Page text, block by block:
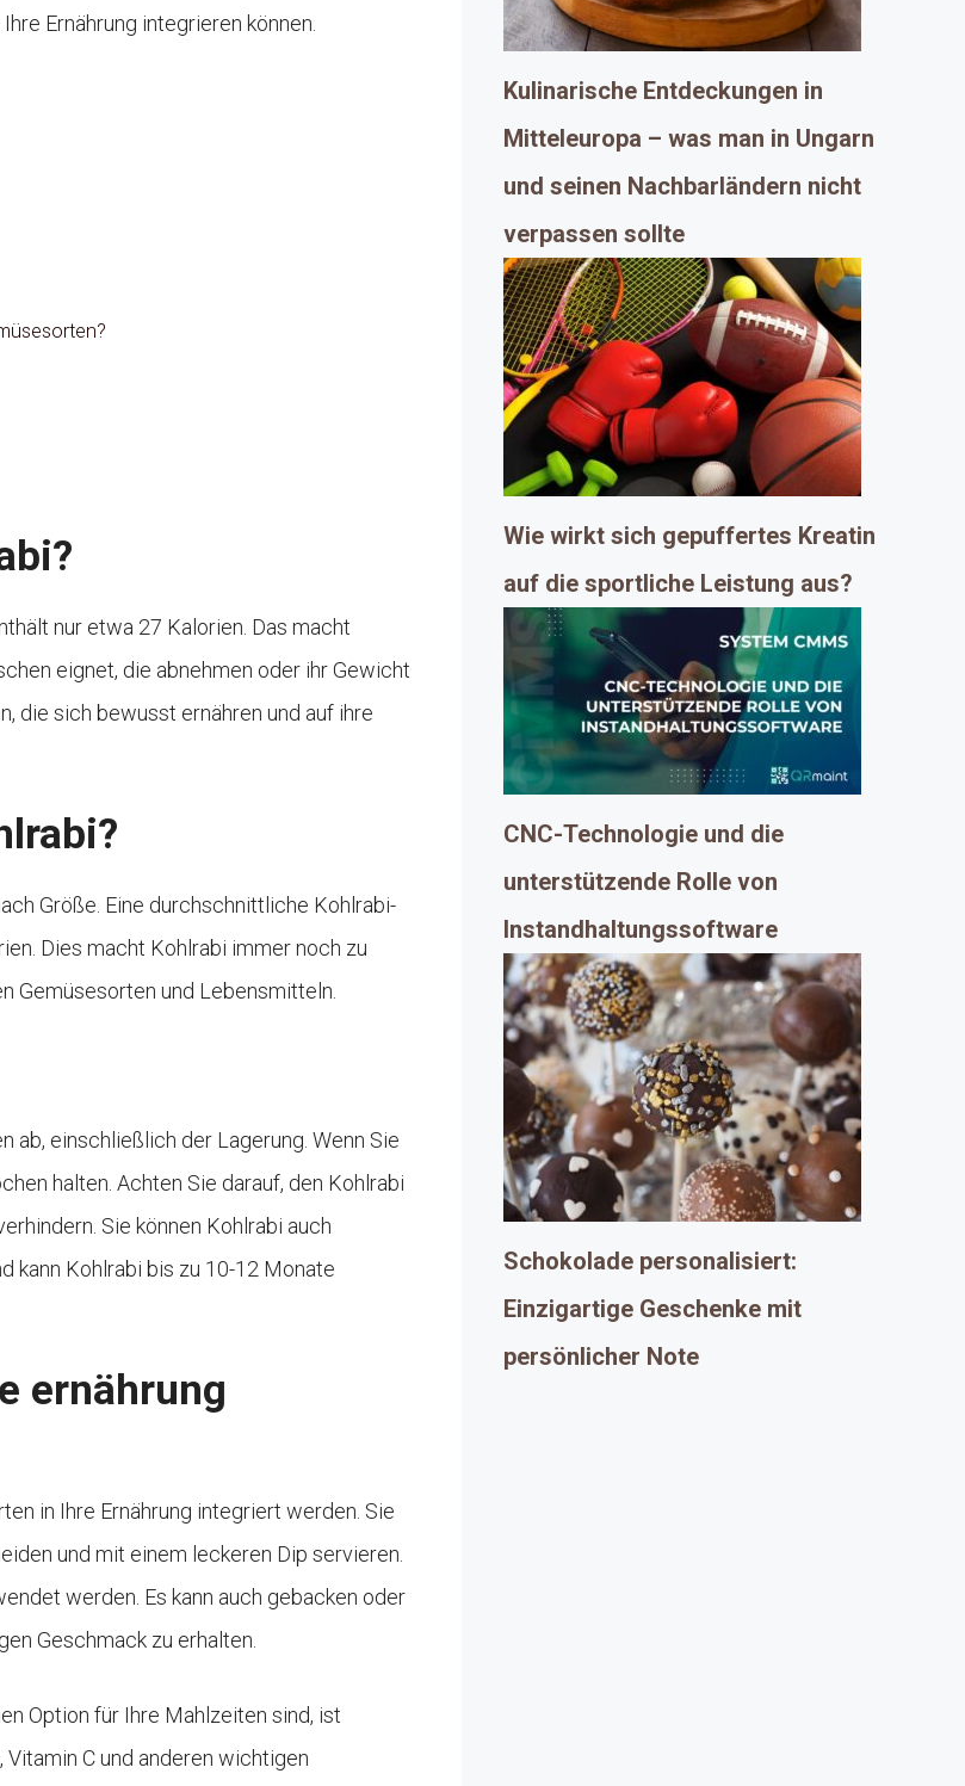
Ernährung integrieren können.
nur etwa 27 Kalorien. Das macht
eignet, die abnehmen oder ihr Gewicht
die sich bewusst ernähren und auf ihre
Größe. Eine durchschnittliche Kohlrabi-
Dies macht Kohlrabi immer noch zu
Gemüsesorten und Lebensmitteln.
ab, einschließlich der Lagerung. Wenn Sie
halten. Achten Sie darauf, den Kohlrabi
Sie können Kohlrabi auch
kann Kohlrabi bis zu 10-12 Monate
ernährung
in Ihre Ernährung integriert werden. Sie
und mit einem leckeren Dip servieren.
werden. Es kann auch gebacken oder
Geschmack zu erhalten.
Option für Ihre Mahlzeiten sind, ist
C und anderen wichtigen
Kulinarische Entdeckungen in
Mitteleuropa – was man in Ungarn
und seinen Nachbarländern nicht
verpassen sollte
Wie wirkt sich gepuffertes Kreatin
auf die sportliche Leistung aus?
CNC-Technologie und die
unterstützende Rolle von
Instandhaltungssoftware
Schokolade personalisiert:
Einzigartige Geschenke mit
persönlicher Note